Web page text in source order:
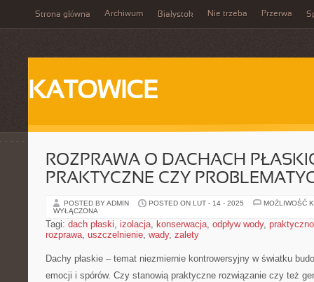
Strona główna Archiwum Białystok Nie trzeba Przerwa
KATOWICE
ROZPRAWA O DACHACH
PRAKTYCZNE CZY
POSTED BY ADMIN POSTED ON LUT - 14 - 2025
MOŻLIWOŚĆ
WYŁĄCZONA
Tagi: dach płaski, izolacja, konserwacja, odpływ wody,
rozprawa, uszczelnienie, wady, zalety
Dachy płaskie – temat niezmiernie kontrowersyjny w światku
⁤emocji⁣ i spórów.⁢ Czy stanowią praktyczne rozwiązanie czy też